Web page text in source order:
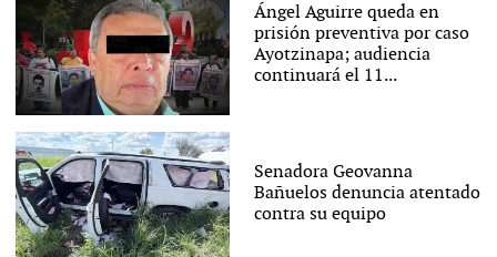
Ángel Aguirre queda en
prisión preventiva por caso
Ayotzinapa; audiencia
continuará el 11...
Senadora Geovanna
Bañuelos denuncia atentado
contra su equipo